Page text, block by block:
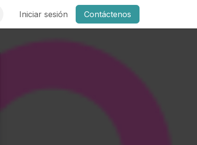
Iniciar sesión Contáctenos